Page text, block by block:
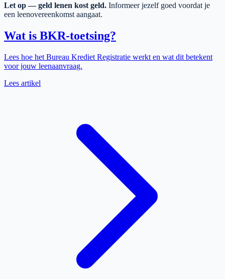
Let op — geld lenen kost geld. Informeer jezelf goed voordat je
een leenovereenkomst aangaat.
Wat is BKR-toetsing?
Lees hoe het Bureau Krediet Registratie werkt en wat dit betekent
voor jouw leenaanvraag.
Lees artikel